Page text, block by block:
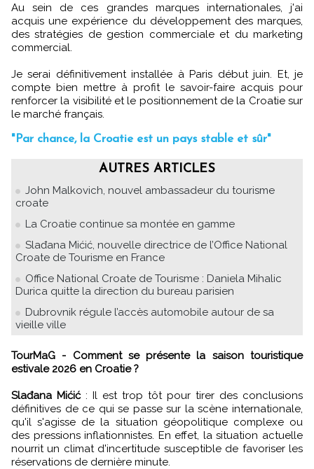
Au sein de ces grandes marques internationales, j'ai
acquis une expérience du développement des marques,
des stratégies de gestion commerciale et du marketing
commercial.
Je serai définitivement installée à Paris début juin. Et, je
compte bien mettre à profit le savoir-faire acquis pour
renforcer la visibilité et le positionnement de la Croatie sur
le marché français.
"Par chance, la Croatie est un pays stable et sûr"
AUTRES ARTICLES
John Malkovich, nouvel ambassadeur du tourisme
croate
La Croatie continue sa montée en gamme
Slađana Mićić, nouvelle directrice de l’Office National
Croate de Tourisme en France
Office National Croate de Tourisme : Daniela Mihalic
Durica quitte la direction du bureau parisien
Dubrovnik régule l’accès automobile autour de sa
vieille ville
TourMaG - Comment se présente la saison touristique
estivale 2026 en Croatie ?
Slađana Mićić: Il est trop tôt pour tirer des conclusions
définitives de ce qui se passe sur la scène internationale,
qu'il s'agisse de la situation géopolitique complexe ou
des pressions inflationnistes. En effet, la situation actuelle
nourrit un climat d'incertitude susceptible de favoriser les
réservations de dernière minute.